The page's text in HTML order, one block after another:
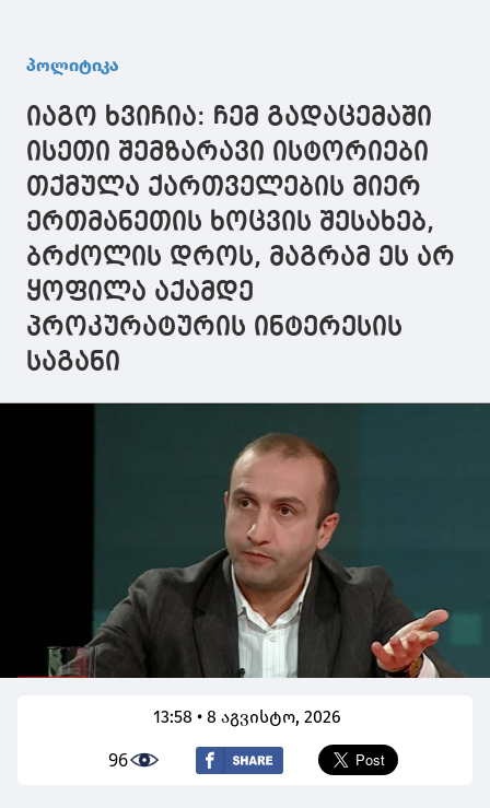
მავნებლობა
წინააღმდეგ,
თითქოს
კონფლიქტის
დროს ქართული
მხარე აფხაზ
ტყვეებს ხვრეტდა
ეს პროცესი
პოლიტიკა
იაგო ხვიჩია: ჩემ გადაცემაში
ისეთი შემზარავი ისტორიები
თქმულა ქართველების მიერ
ერთმანეთის ხოცვის შესახებ,
ბრძოლის დროს, მაგრამ ეს არ
ყოფილა აქამდე
პროკურატურის ინტერესის
საგანი
13:58 • 8 აგვისტო, 2026
96